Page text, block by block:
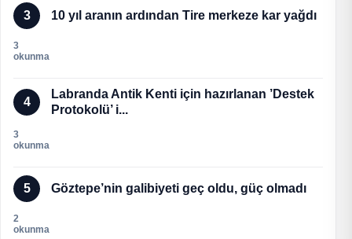
3 10 yıl aranın ardından Tire merkeze kar yağdı
3
okunma
4
Labranda Antik Kenti için hazırlanan ’Destek
Protokolü’ i...
3
okunma
5 Göztepe’nin galibiyeti geç oldu, güç olmadı
2
okunma